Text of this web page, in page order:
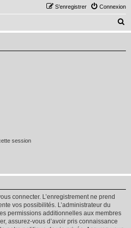
Connexion
S’enregistrer
e
session
connecter. L’enregistrement ne prend
vos possibilités. L’administrateur du
permissions additionnelles aux membres
assurez-vous d’avoir pris connaissance